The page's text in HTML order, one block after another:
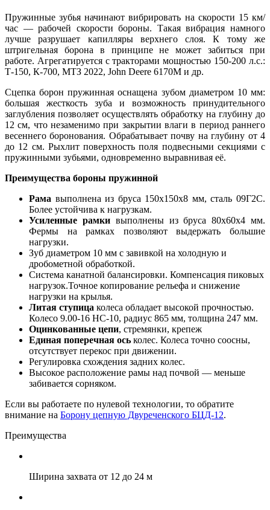
Пружинные зубья начинают вибрировать на скорости 15 км/
час — рабочей скорости бороны. Такая вибрация намного
лучше разрушает капилляры верхнего слоя. К тому же
штригельная борона в принципе не может забиться при
работе. Агрегатируется с тракторами мощностью 150-200 л.с.:
Т-150, К-700, МТЗ 2022, John Deere 6170М и др.
Сцепка борон пружинная оснащена зубом диаметром 10 мм:
большая жесткость зуба и возможность принудительного
заглубления позволяет осуществлять обработку на глубину до
12 см, что незаменимо при закрытии влаги в период раннего
весеннего боронования. Обрабатывает почву на глубину от 4
до 12 см. Рыхлит поверхность поля подвесными секциями с
пружинными зубьями, одновременно выравнивая её.
Преимущества бороны пружинной
Рама выполнена из бруса 150х150х8 мм, сталь 09Г2С.
Более устойчива к нагрузкам.
Усиленные рамкивыполнены из бруса 80х60х4 мм.
Фермы на рамках позволяют выдержать большие
нагрузки.
Зуб диаметром 10 мм с завивкой на холодную и
дробометной обработкой.
Система канатной балансировки. Компенсация пиковых
нагрузок.Точное копирование рельефа и снижение
нагрузки на крылья.
Литая ступица колеса обладает высокой прочностью.
Колесо 9.00-16 НС-10, радиус 865 мм, толщина 247 мм.
Оцинкованные цепи, стремянки, крепеж
Единая поперечная ось колес. Колеса точно соосны,
отсутствует перекос при движении.
Регулировка схождения задних колес.
Высокое расположение рамы над почвой — меньше
забивается сорняком.
Если вы работаете по нулевой технологии, то обратите
внимание на Борону цепную Двуреченского БЦД-12.
Преимущества
Ширина захвата от 12 до 24 м